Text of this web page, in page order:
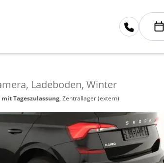
Ladeboden, Winter
mit Tageszulassung, Zentrallager (extern)